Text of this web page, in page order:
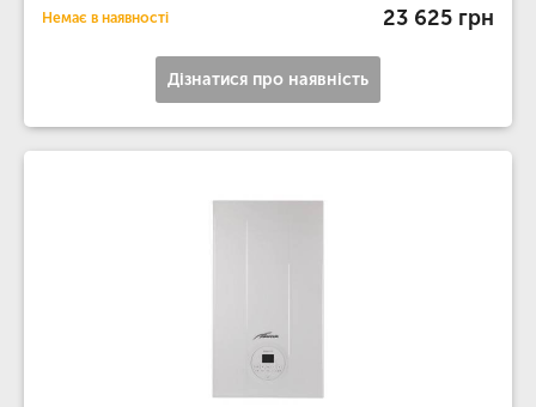
Немає в наявності 23 625 грн
Дізнатися про наявність